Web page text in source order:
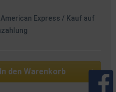
Express / Kauf auf
In den Warenkorb